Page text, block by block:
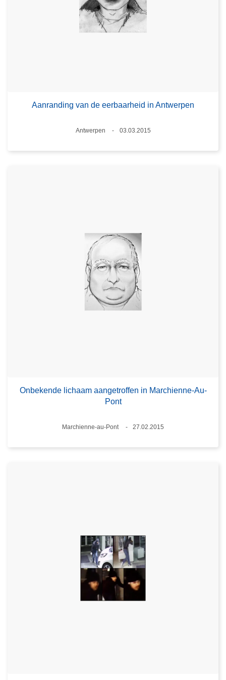
Aanranding van de eerbaarheid in Antwerpen
Plaats
Antwerpen
03.03.2015
Onbekende lichaam aangetroffen in Marchienne-Au-
Pont
Plaats
Marchienne-au-Pont
27.02.2015